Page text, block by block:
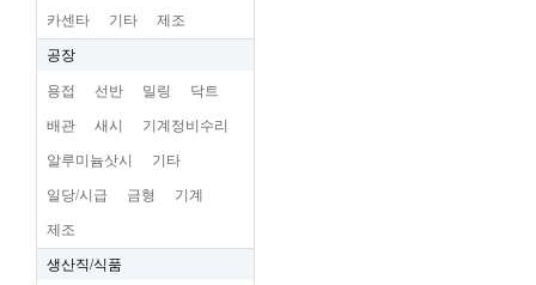
카센타 기타 제조
공장
용접 선반 밀링 닥트
배관 새시 기계정비수리
알루미늄삿시 기타
일당/시급 금형 기계
제조
생산직/식품